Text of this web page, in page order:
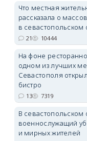
Что местная
рассказала о
в севастопольском
21 10444
На фоне
одном из лучших
Севастополя
бистро
13 7319
В севастопольском
военнослужащий
и мирных жителей